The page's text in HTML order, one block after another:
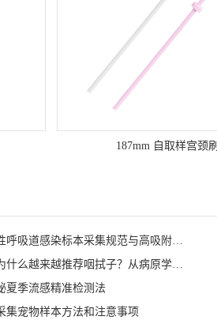
187mm 自取样宫颈刷
急性病毒性呼吸道感染标本采集规范与高吸附采样耗材的选择
流感检测为什么越来越推荐咽拭子？从病原学角度解析流感标本采集的重要性
夏季流感精准检测法
集宠物样本方法和注意事项